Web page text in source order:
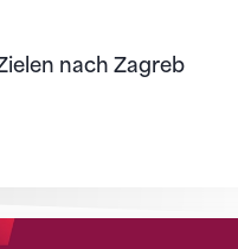
nach Zagreb
ab 1. August 2026